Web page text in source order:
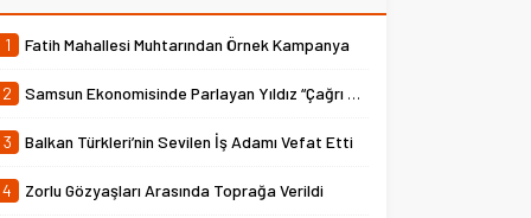
1 Fatih Mahallesi Muhtarından Örnek Kampanya
2 Samsun Ekonomisinde Parlayan Yıldız “Çağrı Temper”
3 Balkan Türkleri’nin Sevilen İş Adamı Vefat Etti
4 Zorlu Gözyaşları Arasında Toprağa Verildi